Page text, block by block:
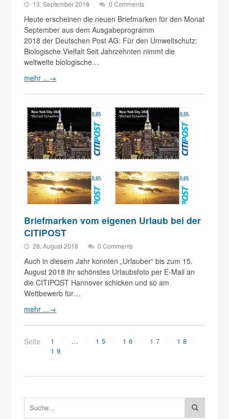
13. September 2018 0 Comments
Heute erscheinen die neuen Briefmarken für den Monat
September aus dem Ausgabeprogramm
2018 der Deutschen Post AG: Für den Umweltschutz:
Biologische Vielfalt Seit Jahrzehnten nimmt die
weltweite biologische…
mehr ...→
Briefmarken vom eigenen Urlaub bei der
CITIPOST
28. August 2018 0 Comments
Auch in diesem Jahr konnten „Urlauber“ bis zum 15.
August 2018 ihr schönstes Urlaubsfoto per E-Mail an
die CITIPOST Hannover schicken und so am
Wettbewerb für…
mehr ...→
Seite 1 … 15 16 17
18
19